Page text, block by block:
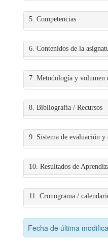
5. Competencias
6. Contenidos de la
7. Metodología y volumen
8. Bibliografía / Recursos
9. Sistema de evaluación
10. Resultados de
11. Cronograma /
Fecha de última